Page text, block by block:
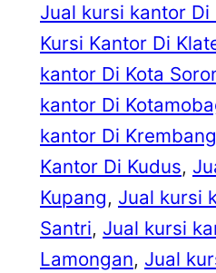
Jual kursi kantor Di
Kursi Kantor Di
kantor Di Kota
kantor Di
kantor Di Krembang
Kantor Di Kudus,
Kupang, Jual kursi
Santri, Jual kursi
Lamongan, Jual